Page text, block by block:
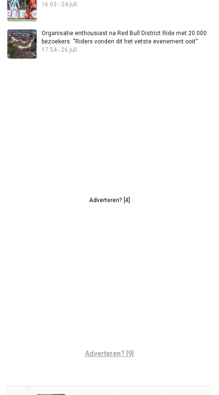
16:03 - 24 juli
Organisatie enthousiast na Red Bull District Ride met 20.000
bezoekers: “Riders vonden dit het vetste evenement ooit”
17:54 - 26 juli
Adverteren? [4]
Adverteren? [9]